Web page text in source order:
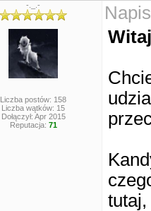
-._.-
Liczba postów: 158
Liczba wątków: 15
Dołączył: Apr 2015
Reputacja: 71